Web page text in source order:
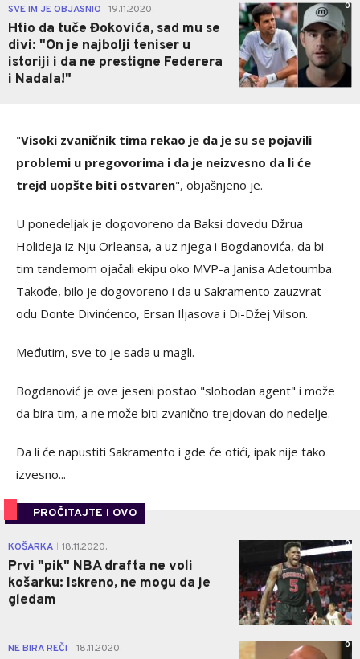
SVE IM JE OBJASNIO 19.11.2020.
Htio da tuče Đokovića, sad mu se
divi: "On je najbolji teniser u
istoriji i da ne prestigne Federera
i Nadala!"
0
"Visoki zvaničnik tima rekao je da je su se pojavili
problemi u pregovorima i da je neizvesno da li će
trejd uopšte biti ostvaren", objašnjeno je.
U ponedeljak je dogovoreno da Baksi dovedu Džrua
Holideja iz Nju Orleansa, a uz njega i Bogdanovića, da bi
tim tandemom ojačali ekipu oko MVP-a Janisa Adetoumba.
Takođe, bilo je dogovoreno i da u Sakramento zauzvrat
odu Donte Divinćenco, Ersan Iljasova i Di-Džej Vilson.
Međutim, sve to je sada u magli.
Bogdanović je ove jeseni postao "slobodan agent" i može
da bira tim, a ne može biti zvanično trejdovan do nedelje.
Da li će napustiti Sakramento i gde će otići, ipak nije tako
izvesno...
PROČITAJTE I OVO
KOŠARKA 18.11.2020.
Prvi "pik" NBA drafta ne voli
košarku: Iskreno, ne mogu da je
gledam
0
NE BIRA REČI 18.11.2020. 0